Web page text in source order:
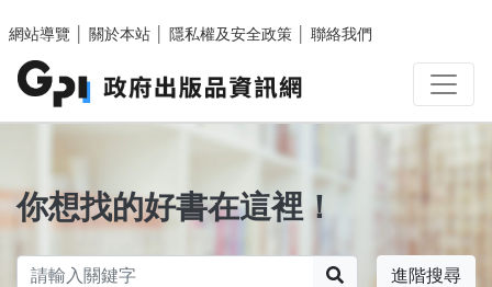
網站導覽
關於本站 隱私權及安全政策 聯絡我們
你想找的好書在這裡！
進階搜尋